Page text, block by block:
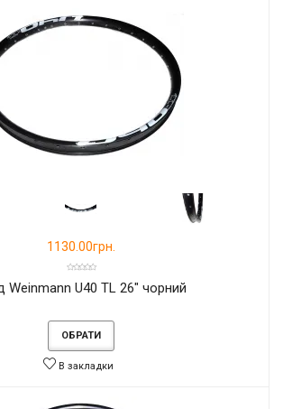
1130.00грн.
Weinmann U40 TL 26" чорний
ОБРАТИ
В закладки